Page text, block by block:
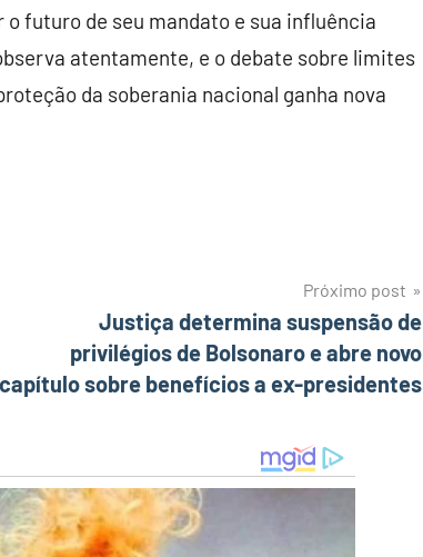
futuro de seu mandato e sua influência
atentamente, e o debate sobre limites
da soberania nacional ganha nova
Próximo post
Justiça determina suspensão de
privilégios de Bolsonaro e abre novo
capítulo sobre benefícios a ex-presidentes